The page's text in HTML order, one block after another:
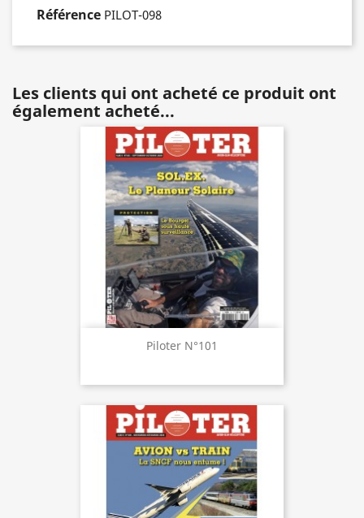
Référence PILOT-098
Les clients qui ont acheté ce produit ont
également acheté...
Piloter N°101